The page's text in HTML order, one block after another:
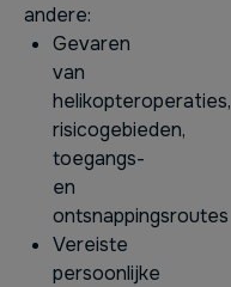
andere:
Gevaren
van
helikopteroperaties,
risicogebieden,
toegangs-
en
ontsnappingsroutes
Vereiste
persoonlijke